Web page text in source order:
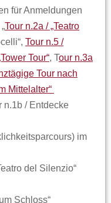
für Anmeldungen
Tour n.2a / „Teatro
Tour n.5 /
Tour“, Tour n.3a
Tour nach
Mittelalter“
n.1b / Entdecke
im
del Silenzio“
Schloss“